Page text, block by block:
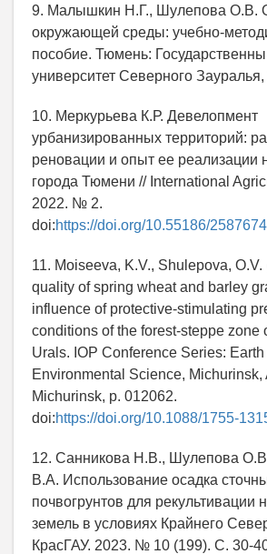
9. Малышкин Н.Г., Шулепова О.В.
окружающей среды: учебно-
пособие. Тюмень:
университет Северного
10. Меркурьева К.Р. Девелопмент
урбанизированных территорий:
реновации и опыт ее реализации
города Тюмени // International
2022. № 2.
doi:https://doi.org/10.55186/
11. Moiseeva, K.V., Shulepova,
quality of spring wheat and barley
influence of protective-stimulating
conditions of the forest-steppe zone
Urals. IOP Conference Series: Earth
Environmental Science, Michurinsk,
Michurinsk, p. 012062.
doi:https://doi.org/10.1088/1755-
12. Санникова Н.В., Шулепова
В.А. Использование осадка
почвогрунтов для рекультивации
земель в условиях Крайнего
КрасГАУ. 2023. № 10 (199). С. 30-